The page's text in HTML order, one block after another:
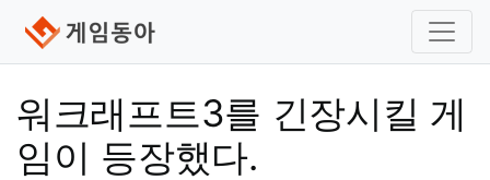
워크래프트3를 긴장시킬 게
임이 등장했다.